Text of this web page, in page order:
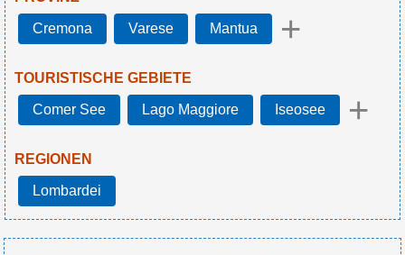
Cremona Varese Mantua +
TOURISTISCHE GEBIETE
Comer See Lago Maggiore Iseosee +
REGIONEN
Lombardei